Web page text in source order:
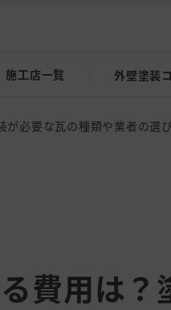
施工店一覧 外壁塗装
が必要な瓦の種類や業者の選
費用は？